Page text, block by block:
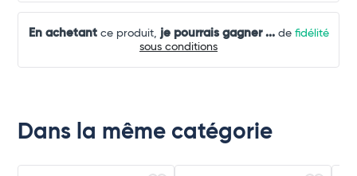
En achetantce produit, je pourrais gagner ...de fidélité
sous conditions
Dans la même catégorie